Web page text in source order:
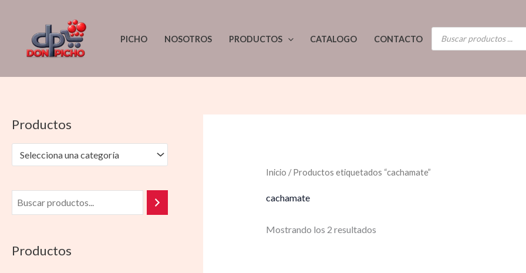
contenido
PICHO NOSOTROS PRODUCTOS CATALOGO CONTACTO
BÚSQUEDA
DE
PRODUCTOS
Productos
Selecciona una categoría
Productos
Inicio / Productos etiquetados “cachamate”
cachamate
Mostrando los 2 resultados